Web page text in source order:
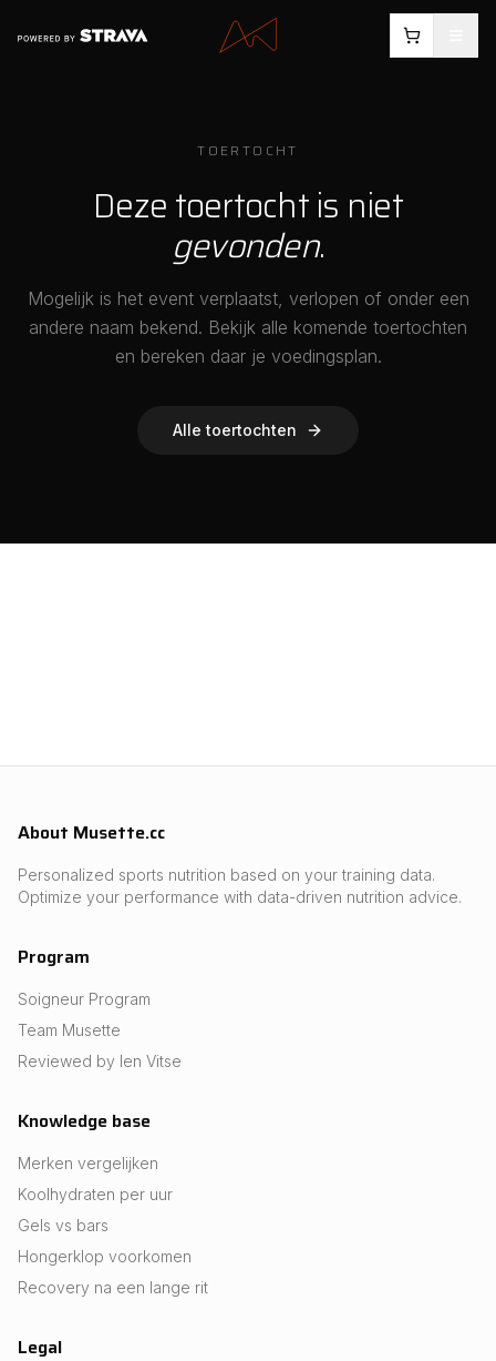
TOERTOCHT
Deze toertocht is niet
gevonden.
Mogelijk is het event verplaatst, verlopen of onder een
andere naam bekend. Bekijk alle komende toertochten
en bereken daar je voedingsplan.
Alle toertochten
About Musette.cc
Personalized sports nutrition based on your training data.
Optimize your performance with data-driven nutrition advice.
Program
Soigneur Program
Team Musette
Reviewed by Ien Vitse
Knowledge base
Merken vergelijken
Koolhydraten per uur
Gels vs bars
Hongerklop voorkomen
Recovery na een lange rit
Legal